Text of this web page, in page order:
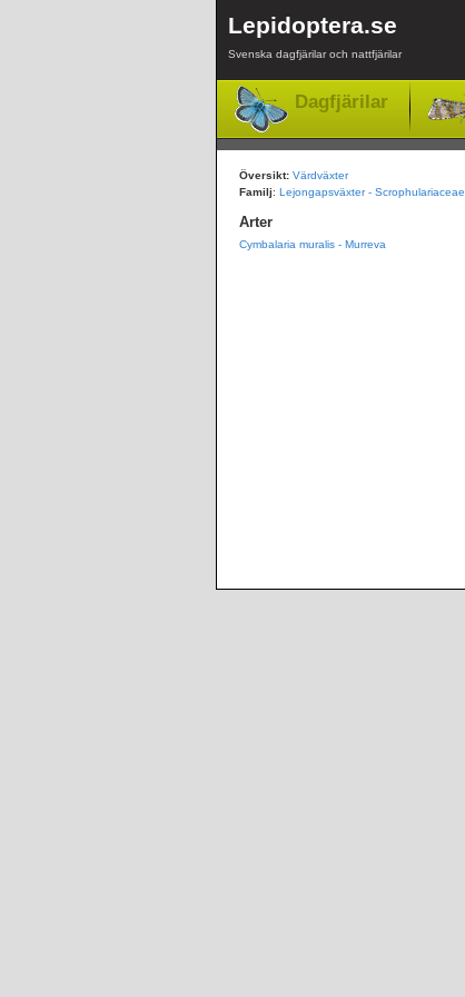
Lepidoptera.se
Svenska dagfjärilar och nattfjärilar
Dagfjärilar
Översikt: Värdväxter
Familj: Lejongapsväxter - Scrophulariaceae
Arter
Cymbalaria muralis - Murreva